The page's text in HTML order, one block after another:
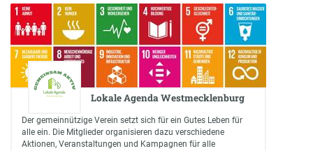
Lokale Agenda Westmecklenburg
Der gemeinnützige Verein setzt sich für ein Gutes Leben für
alle ein. Die Mitglieder organisieren dazu verschiedene
Aktionen, Veranstaltungen und Kampagnen für alle